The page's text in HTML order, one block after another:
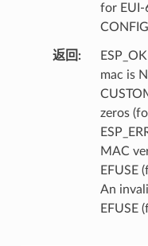
for EUI-
返回
mac is
zeros
MAC
EFUSE
An
EFUSE